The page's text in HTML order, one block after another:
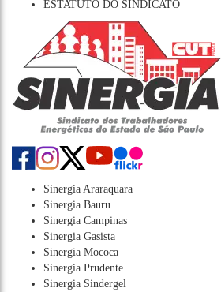
ESTATUTO DO SINDICATO
Sinergia Araraquara
Sinergia Bauru
Sinergia Campinas
Sinergia Gasista
Sinergia Mococa
Sinergia Prudente
Sinergia Sindergel